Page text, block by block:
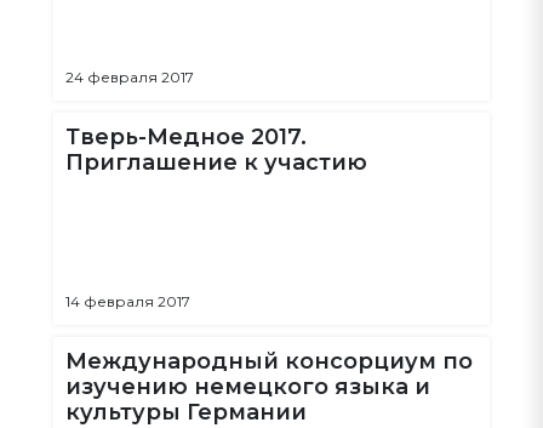
24 февраля 2017
Тверь-Медное 2017.
Приглашение к участию
14 февраля 2017
Международный консорциум по
изучению немецкого языка и
культуры Германии